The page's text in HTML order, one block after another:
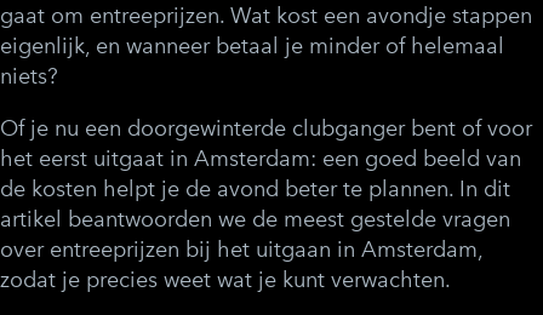
gaat om entreeprijzen. Wat kost een avondje stappen
eigenlijk, en wanneer betaal je minder of helemaal
niets?
Of je nu een doorgewinterde clubganger bent of voor
het eerst uitgaat in Amsterdam: een goed beeld van
de kosten helpt je de avond beter te plannen. In dit
artikel beantwoorden we de meest gestelde vragen
over entreeprijzen bij het uitgaan in Amsterdam,
zodat je precies weet wat je kunt verwachten.